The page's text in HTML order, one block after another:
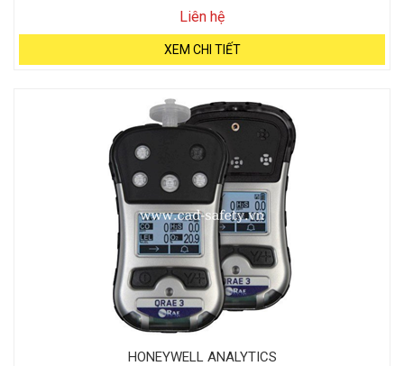
Liên hệ
XEM CHI TIẾT
HONEYWELL ANALYTICS